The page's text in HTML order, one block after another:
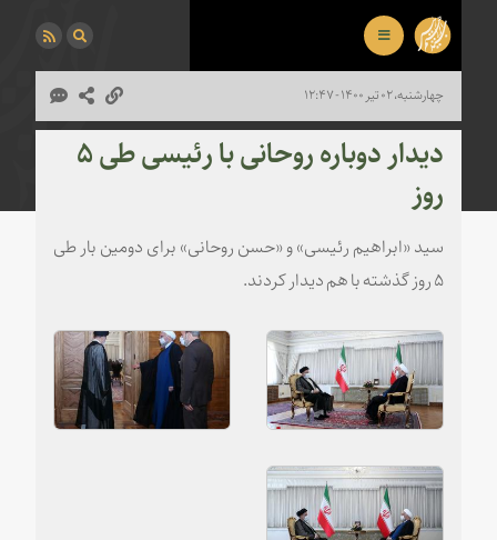
چهارشنبه، ۰۲ تیر ۱۴۰۰ - ۱۲:۴۷
دیدار دوباره روحانی با رئیسی طی ۵
روز
سید «ابراهیم رئیسی» و «حسن روحانی» برای دومین بار طی
۵ روز گذشته با هم دیدار کردند.
دیدار روحانی با رئیسی دیدار روحانی با رئیسی
دیدار روحانی با رئیسی